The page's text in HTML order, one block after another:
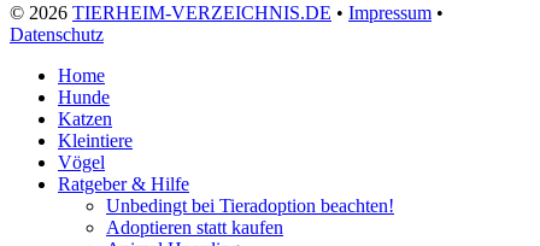
© 2026 TIERHEIM-VERZEICHNIS.DE • Impressum •
Datenschutz
Home
Hunde
Katzen
Kleintiere
Vögel
Ratgeber & Hilfe
Unbedingt bei Tieradoption beachten!
Adoptieren statt kaufen